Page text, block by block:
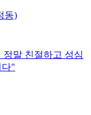
동)
정말 친절하고 성심
다"